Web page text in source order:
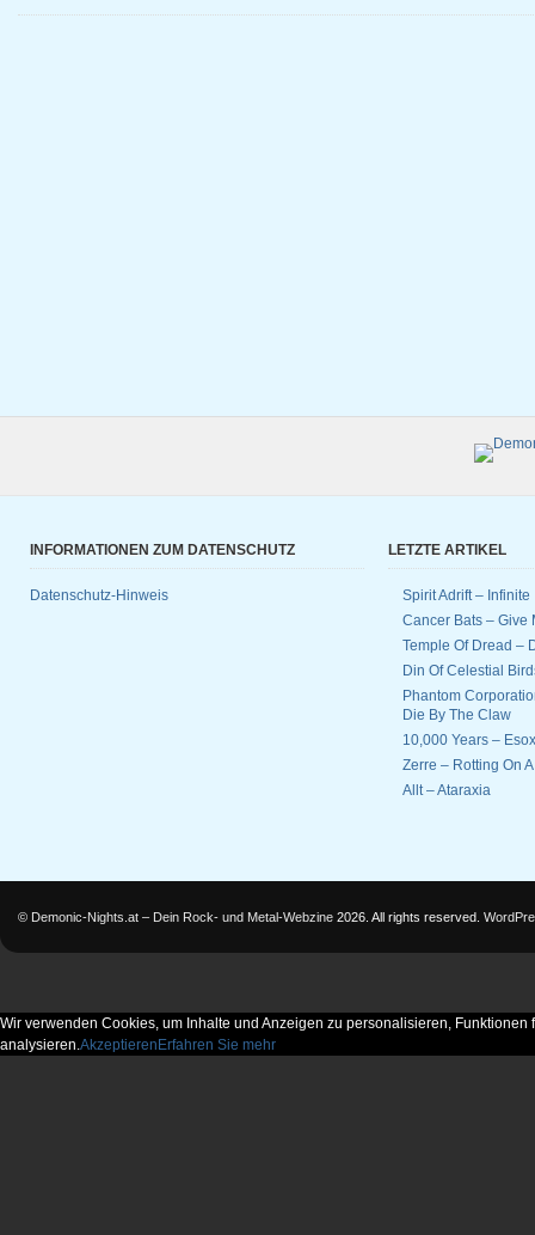
INFORMATIONEN ZUM DATENSCHUTZ
Datenschutz-Hinweis
LETZTE ARTIKEL
Spirit Adrift –
Cancer Bats – Give
Temple Of Dread –
Din Of Celestial
Phantom
Die By The Claw
10,000 Years –
Zerre – Rotting On
Allt – Ataraxia
© Demonic-Nights.at – Dein Rock- und Metal-Webzine 2026. All rights reserved.
Wir verwenden Cookies, um Inhalte und Anzeigen zu personalisieren,
analysieren.Akzeptieren Erfahren Sie mehr